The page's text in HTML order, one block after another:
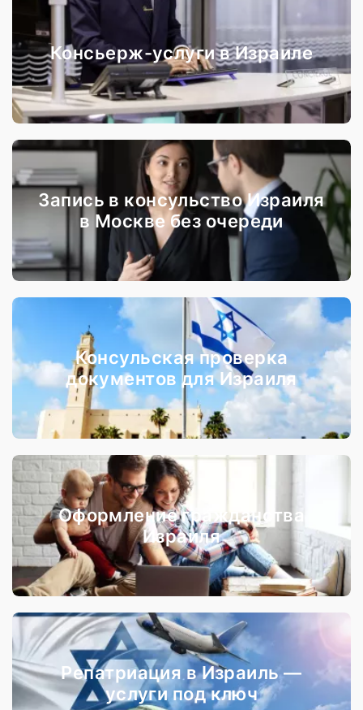
Консьерж-услуги в Израиле
Запись в консульство Израиля
в Москве без очереди
Консульская проверка
документов для Израиля
Оформление гражданства
Израиля
Репатриация в Израиль —
услуги под ключ